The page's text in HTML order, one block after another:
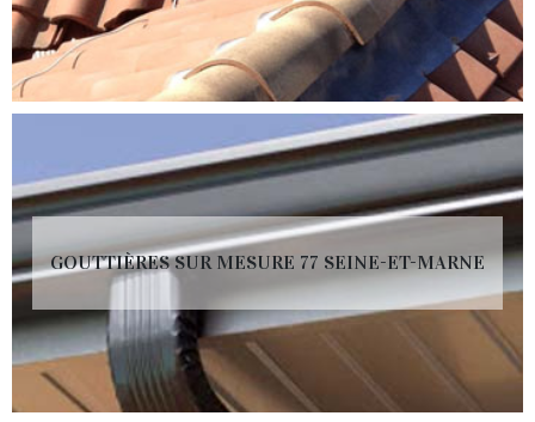
GOUTTIÈRES SUR MESURE 77 SEINE-ET-MARNE